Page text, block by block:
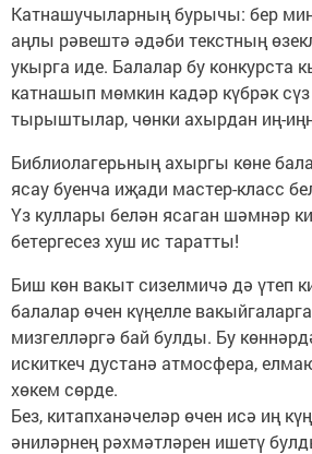
Катнашучыларның бурычы: бер
аңлы рәвештә әдәби текстның
укырга иде. Балалар бу конкурста
катнашып мөмкин кадәр күбрәк
тырыштылар, чөнки ахырдан иң-
Библиолагерьның ахыргы көне
ясау буенча иҗади мастер-класс
Үз куллары белән ясаган шәмнәр
бетергесез хуш ис таратты!
Биш көн вакыт сизелмичә дә үтеп
балалар өчен күңелле
мизгелләргә бай булды. Бу
искиткеч дустанә атмосфера,
хөкем сөрде.
Без, китапханәчеләр өчен исә иң
әниләрнең рәхмәтләрен ишетү